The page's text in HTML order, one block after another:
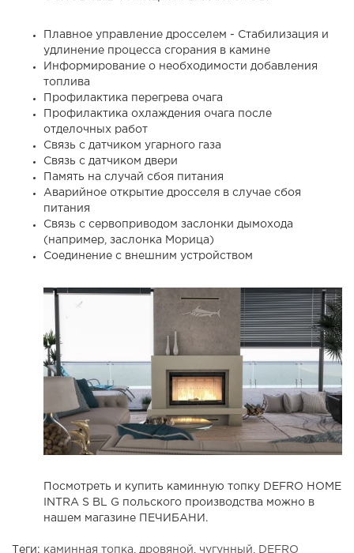
Плавное управление дросселем - Стабилизация и
удлинение процесса сгорания в камине
Информирование о необходимости добавления
топлива
Профилактика перегрева очага
Профилактика охлаждения очага после
отделочных работ
Связь с датчиком угарного газа
Связь с датчиком двери
Память на случай сбоя питания
Аварийное открытие дросселя в случае сбоя
питания
Связь с сервоприводом заслонки дымохода
(например, заслонка Морица)
Соединение с внешним устройством
Посмотреть и купить каминную топку DEFRO HOME
INTRA S BL G польского производства можно в
нашем магазине ПЕЧИБАНИ.
Теги: каминная топка дровяной чугунный DEFRO